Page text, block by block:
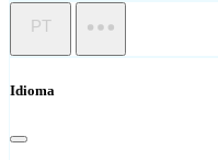
PT
Idioma